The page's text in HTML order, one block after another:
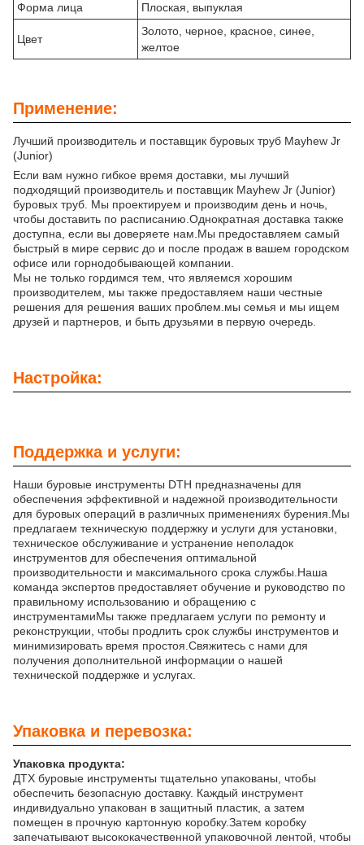
Форма лица
Плоская, выпуклая
Цвет
Золото, черное, красное, синее,
желтое
Применение:
Лучший производитель и поставщик буровых труб Mayhew Jr
(Junior)
Если вам нужно гибкое время доставки, мы лучший
подходящий производитель и поставщик Mayhew Jr (Junior)
буровых труб. Мы проектируем и производим день и ночь,
чтобы доставить по расписанию.Однократная доставка также
доступна, если вы доверяете нам.Мы предоставляем самый
быстрый в мире сервис до и после продаж в вашем городском
офисе или горнодобывающей компании.
Мы не только гордимся тем, что являемся хорошим
производителем, мы также предоставляем наши честные
решения для решения ваших проблем.мы семья и мы ищем
друзей и партнеров, и быть друзьями в первую очередь.
Настройка:
Поддержка и услуги:
Наши буровые инструменты DTH предназначены для
обеспечения эффективной и надежной производительности
для буровых операций в различных применениях бурения.Мы
предлагаем техническую поддержку и услуги для установки,
техническое обслуживание и устранение неполадок
инструментов для обеспечения оптимальной
производительности и максимального срока службы.Наша
команда экспертов предоставляет обучение и руководство по
правильному использованию и обращению с
инструментамиМы также предлагаем услуги по ремонту и
реконструкции, чтобы продлить срок службы инструментов и
минимизировать время простоя.Свяжитесь с нами для
получения дополнительной информации о нашей
технической поддержке и услугах.
Упаковка и перевозка:
Упаковка продукта:
ДТХ буровые инструменты тщательно упакованы, чтобы
обеспечить безопасную доставку. Каждый инструмент
индивидуально упакован в защитный пластик, а затем
помещен в прочную картонную коробку.Затем коробку
запечатывают высококачественной упаковочной лентой, чтобы